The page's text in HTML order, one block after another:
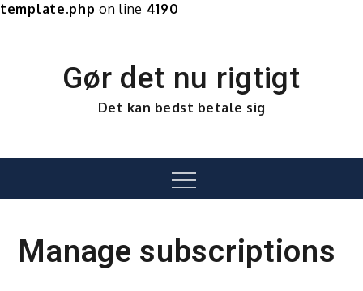
template.php on line 4190
Gør det nu rigtigt
Det kan bedst betale sig
Menu
Manage subscriptions